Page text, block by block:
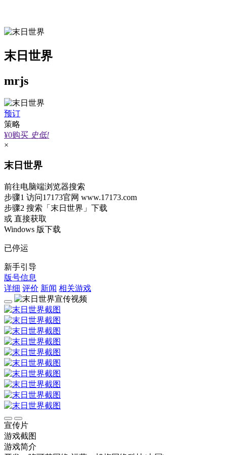
末日世界
mrjs
预订
策略
¥0购买 史低!
×
末日世界
前往电脑端浏览器搜索
步骤1 访问17173官网 www.17173.com
步骤2 搜索 「末日世界」 下载
或 直接获取
Windows 版下载
已停运
新手引导
版号信息
详细 评价 新闻 相关游戏
宣传片
游戏截图
游戏简介